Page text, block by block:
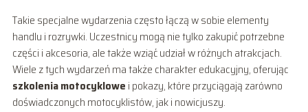
Takie specjalne wydarzenia często łączą w sobie elementy
handlu i rozrywki. Uczestnicy mogą nie tylko zakupić potrzebne
części i akcesoria, ale także wziąć udział w różnych atrakcjach.
Wiele z tych wydarzeń ma także charakter edukacyjny, oferując
szkolenia motocyklowe i pokazy, które przyciągają zarówno
doświadczonych motocyklistów, jak i nowicjuszy.